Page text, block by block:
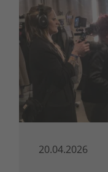
20.04.2026